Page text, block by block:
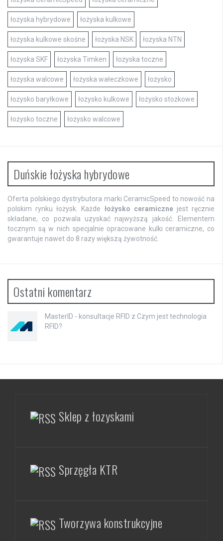
łożyska hybrydowe łożyska kulkowe
łożyska kulkowe skośne łożyska NSK łożyska NTN
łożyska SKF łożyska Timken łożyska toczne
łożyska walcowe łożyska wałeczkowe łożysko
łożysko baryłkowe łożysko kulkowe łożysko stożkowe
łożysko toczne łożysko walcowe
Duńskie łożyska hybrydowe
Oferta polskiego dystrybutora marki CeramicSpeed to nowość na
polskim rynku łożysk. Każde łożysko ceramicznejest ręcznie
składane, co pozwala uzyskać najwyższą jakość. Elementem
tocznym są w nich specjalnie opracowane kulki ceramiczne, co
gwarantuje nawet do 8 razy większą żywotność.
Ostatni komentarz
MasterID - konsultacje RFID z Czym jest technologia
RFID?
Sklep z łozyskami
Sprzęgła KTR
Tworzywa konstrukcyjne